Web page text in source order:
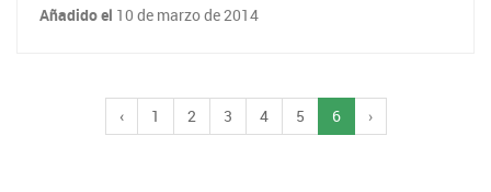
Añadido el 10 de marzo de 2014
‹ 1 2 3 4 5 6 ›